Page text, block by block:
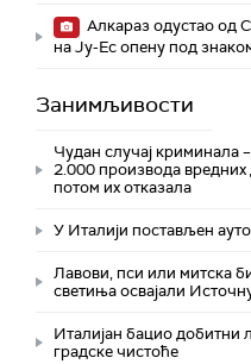
Алкараз одустао од
на Ју-Ес опену под
Занимљивости
Чудан случај криминала
2.000 производа
потом их отказала
У Италији постављен
Лавови, пси или митска
светиња освајали
Италијан бацио добитни
градске чистоће